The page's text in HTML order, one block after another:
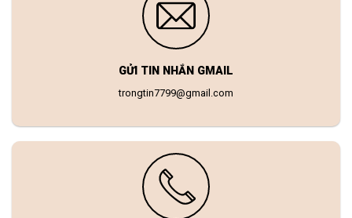
GỬI TIN NHẮN GMAIL
trongtin7799@gmail.com